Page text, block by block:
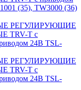
(35), TW3000 (36)
РЕГУЛИРУЮЩИЕ
TRV-T с
24В TSL-
РЕГУЛИРУЮЩИЕ
TRV-T с
24В TSL-